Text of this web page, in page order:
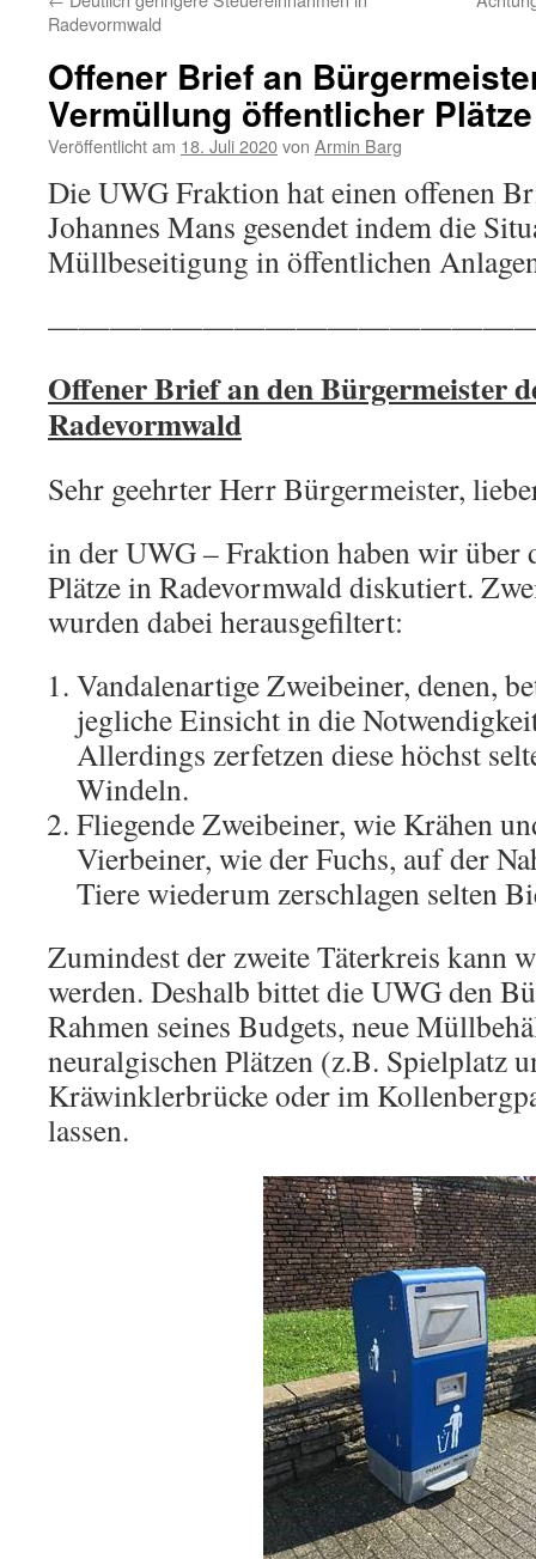
Radevormwald
Offener Brief an
Vermüllung öffentlicher Plätze
Veröffentlicht am 18. Juli 2020von Armin Barg
Die UWG Fraktion hat einen offenen
Johannes Mans gesendet indem die
Müllbeseitigung in öffentlichen
Offener Brief an den Bürgermeister
Radevormwald
Sehr geehrter Herr Bürgermeister,
in der UWG – Fraktion haben wir
Plätze in Radevormwald diskutiert.
wurden dabei herausgefiltert:
Vandalenartige Zweibeiner, denen,
jegliche Einsicht in die
Allerdings zerfetzen diese höchst
Windeln.
Fliegende Zweibeiner, wie Krähen
Vierbeiner, wie der Fuchs, auf der
Tiere wiederum zerschlagen selten
Zumindest der zweite Täterkreis kann
werden. Deshalb bittet die UWG den
Rahmen seines Budgets, neue
neuralgischen Plätzen (z.B. Spielplatz
Kräwinklerbrücke oder im
lassen.